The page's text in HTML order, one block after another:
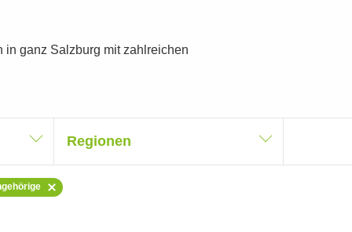
in ganz Salzburg mit zahlreichen
Regionen